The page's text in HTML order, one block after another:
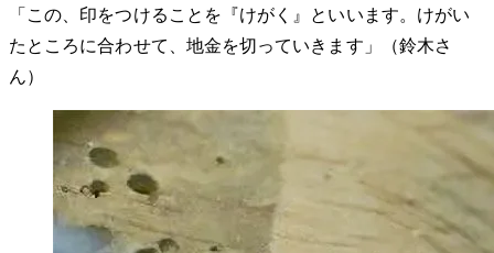
「この、印をつけることを『けがく』といいます。けがい
たところに合わせて、地金を切っていきます」（鈴木さ
ん）